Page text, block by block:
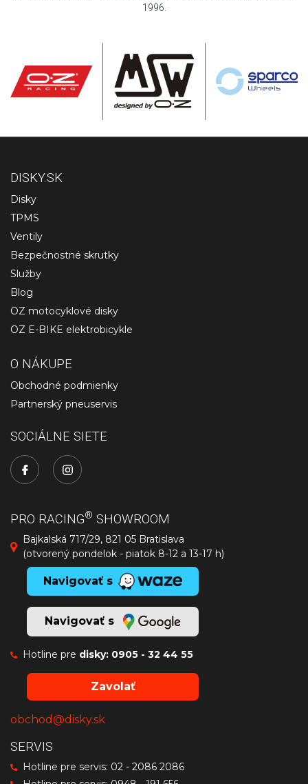
1996.
DISKY.SK
Disky
TPMS
Ventily
Bezpečnostné skrutky
Služby
Blog
OZ motocyklové disky
OZ E-BIKE elektrobicykle
O NÁKUPE
Obchodné podmienky
Partnerský pneuservis
SOCIÁLNE SIETE
PRO RACING® SHOWROOM
Bajkalská 717/29, 821 05 Bratislava
(otvorený pondelok - piatok 8-12 a 13-17 h)
Navigovať s
Navigovať s
Hotline pre disky: 0905 - 32 44 55
Zavolať
obchod@disky.sk
SERVIS
Hotline pre servis: 02 - 2086 2086